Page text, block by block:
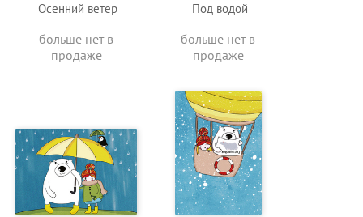
Осенний ветер
больше нет в
продаже
Под водой
больше нет в
продаже